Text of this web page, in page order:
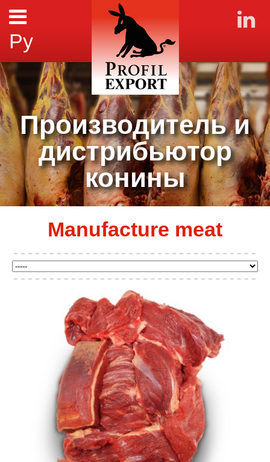
Ру
Производитель и
дистрибьютор
конины
Manufacture meat